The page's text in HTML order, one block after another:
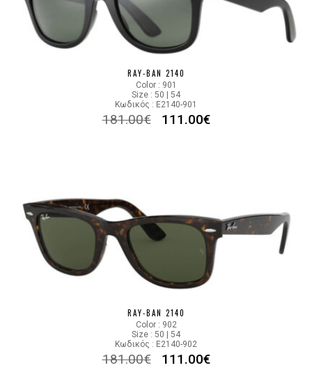
RAY-BAN 2140
Color : 901
Size : 50 | 54
Κωδικός : E2140-901
181.00€ 111.00€
RAY-BAN 2140
Color : 902
Size : 50 | 54
Κωδικός : E2140-902
181.00€ 111.00€